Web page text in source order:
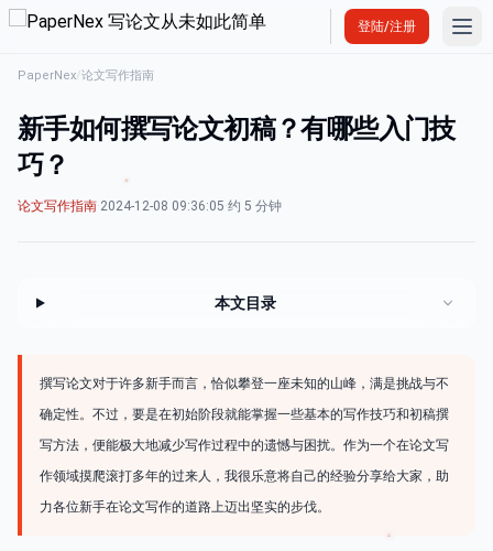
登陆/注册
PaperNex/论文写作指南
新手如何撰写论文初稿？有哪些入门技
巧？
论文写作指南·2024-12-08 09:36:05·约 5 分钟
本文目录
撰写论文对于许多新手而言，恰似攀登一座未知的山峰，满是挑战与不
确定性。不过，要是在初始阶段就能掌握一些基本的写作技巧和初稿撰
写方法，便能极大地减少写作过程中的遗憾与困扰。作为一个在论文写
作领域摸爬滚打多年的过来人，我很乐意将自己的经验分享给大家，助
力各位新手在论文写作的道路上迈出坚实的步伐。